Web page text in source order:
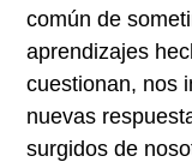
común de
aprendizajes
cuestionan, nos
nuevas
surgidos de